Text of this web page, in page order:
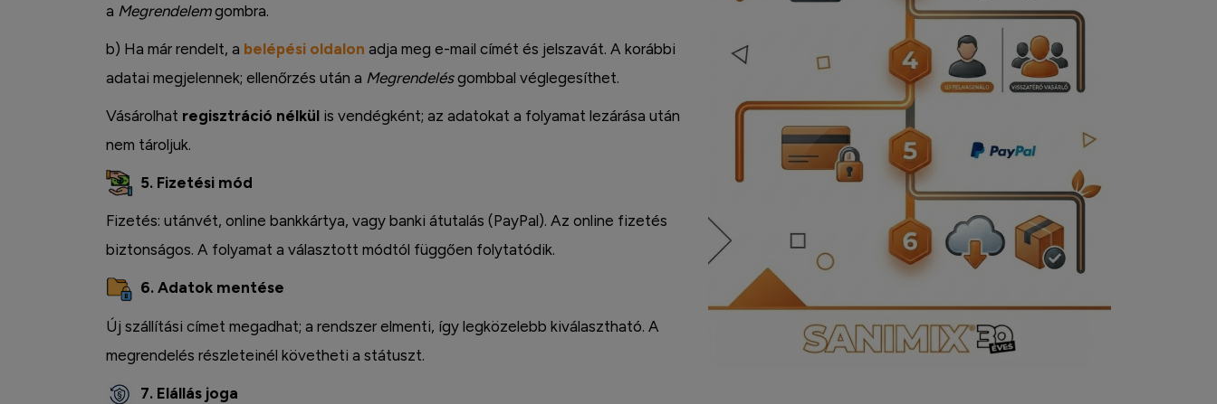
a Megrendelemgombra.
b) Ha már rendelt, a belépési oldalon adja meg e-mail címét és jelszavát. A korábbi
adatai megjelennek; ellenőrzés után a Megrendelésgombbal véglegesíthet.
Vásárolhat regisztráció nélkül is vendégként; az adatokat a folyamat lezárása után
nem tároljuk.
5. Fizetési mód
Fizetés: utánvét, online bankkártya, vagy banki átutalás (PayPal). Az online fizetés
biztonságos. A folyamat a választott módtól függően folytatódik.
6. Adatok mentése
Új szállítási címet megadhat; a rendszer elmenti, így legközelebb kiválasztható. A
megrendelés részleteinél követheti a státuszt.
7. Elállás joga